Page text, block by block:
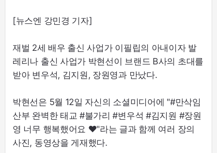
[뉴스엔 강민경 기자]
재벌 2세 배우 출신 사업가 이필립의 아내이자 발
레리나 출신 사업가 박현선이 브랜드 B사의 초대를
받아 변우석, 김지원, 장원영과 만났다.
박현선은 5월 12일 자신의 소셜미디어에 "#만삭임
산부 완벽한 태교 #불가리 #변우석 #김지원 #장원
영 너무 행복했어요 ♥"라는 글과 함께 여러 장의
사진, 동영상을 게재했다.